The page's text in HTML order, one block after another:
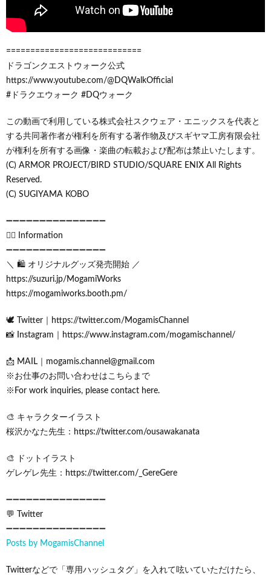
============================
ドラゴンクエストウォーク公式
https://www.youtube.com/@DQWalkOfficial
#ドラクエウォーク #DQウォーク
この動画で利用している株式会社スクウェア・エニックスを代表と
する共同著作者が権利を所有する著作物及びスギヤマ工房有限会社
が権利を所有する画像・楽曲の転載および配布は禁止いたします。
(C) ARMOR PROJECT/BIRD STUDIO/SQUARE ENIX All Rights
Reserved.
(C) SUGIYAMA KOBO
➖➖➖➖➖➖➖➖➖➖➖➖➖➖➖
🙋‍♂️ Information
➖➖➖➖➖➖➖➖➖➖➖➖➖➖➖
＼ 🛍️ オリジナルグッズ発売開始 ／
https://suzuri.jp/MogamiWorks
https://mogamiworks.booth.pm/
🕊️ Twitter｜https://twitter.com/MogamisChannel
📸 Instagram｜https://www.instagram.com/mogamischannel/
📩 MAIL｜mogamis.channel@gmail.com
※お仕事のお問い合わせはこちらまで
※For work inquiries, please contact here.
🎨 キャラクターイラスト
桜沢かなた先生：https://twitter.com/ousawakanata
🎨 ドットイラスト
ゲレゲレ先生：https://twitter.com/_GereGere
➖➖➖➖➖➖➖➖➖➖➖➖➖➖➖
💬 Twitter
➖➖➖➖➖➖➖➖➖➖➖➖➖➖➖
Posts by MogamisChannel
Twitterなどで「専用ハッシュタグ」を入れて呟いていただけたら、